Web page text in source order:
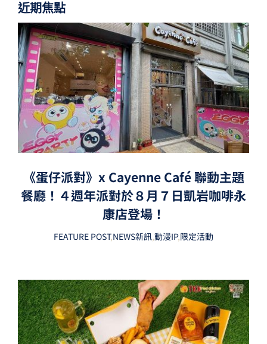
近期焦點
《蛋仔派對》x Cayenne Café 聯動主題
餐廳！４週年派對於８月７日凱岩咖啡永
康店登場！
FEATURE POST,NEWS新訊,動漫IP,限定活動